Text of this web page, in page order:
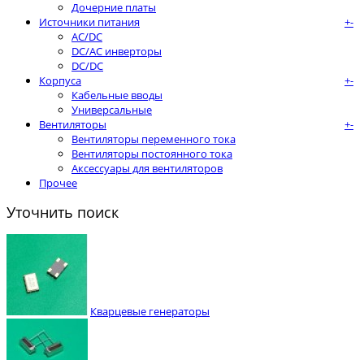
Дочерние платы
Источники питания
+-
AC/DC
DC/AC инверторы
DC/DC
Корпуса
+-
Кабельные вводы
Универсальные
Вентиляторы
+-
Вентиляторы переменного тока
Вентиляторы постоянного тока
Аксессуары для вентиляторов
Прочее
Уточнить поиск
Кварцевые генераторы